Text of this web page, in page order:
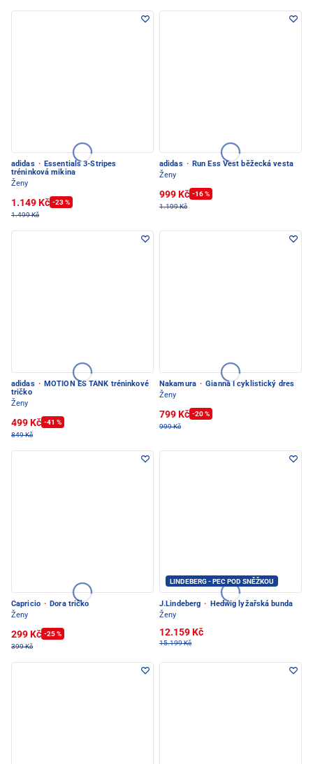
adidas · Essentials 3-Stripes
tréninková mikina
Ženy
1.149 Kč -23 %
1.499 Kč
adidas · Run Ess Vest běžecká vesta
Ženy
999 Kč -16 %
1.199 Kč
adidas · MOTION ES TANK tréninkové
tričko
Ženy
499 Kč -41 %
849 Kč
Nakamura · Gianna I cyklistický dres
Ženy
799 Kč -20 %
999 Kč
Capricio · Dora tričko
Ženy
299 Kč -25 %
399 Kč
LINDEBERG - PEC POD SNĚŽKOU
J.Lindeberg ·
Hedwig lyžařská bunda
Ženy
12.159 Kč
15.199 Kč